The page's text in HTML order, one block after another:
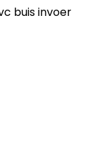
buis invoer